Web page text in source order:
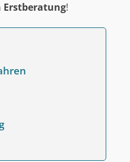
Erstberatung!